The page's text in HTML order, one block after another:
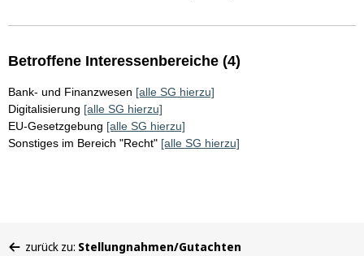
Betroffene Interessenbereiche (4)
Bank- und Finanzwesen [alle SG hierzu]
Digitalisierung [alle SG hierzu]
EU-Gesetzgebung [alle SG hierzu]
Sonstiges im Bereich "Recht" [alle SG hierzu]
zurück zu: Stellungnahmen/Gutachten